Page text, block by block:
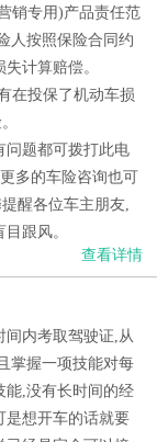
销专用)产品责任范
人按照保险合同约
计算赔偿。
投保了机动车损
问题都可拨打此电
多的车险咨询也可
醒各位车主朋友,
跟风。
查看详情
间内考取驾驶证,从
掌握一项技能对每
能,没有长时间的经
是想开车的话就要